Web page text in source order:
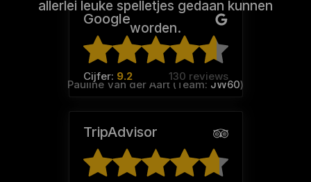
allerlei leuke spelletjes gedaan kunnen
worden.
Pauline Van der Aart (Team: JW60)
Google
Cijfer: 9.2 130 reviews
TripAdvisor